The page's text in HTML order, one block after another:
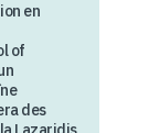
en
of
des